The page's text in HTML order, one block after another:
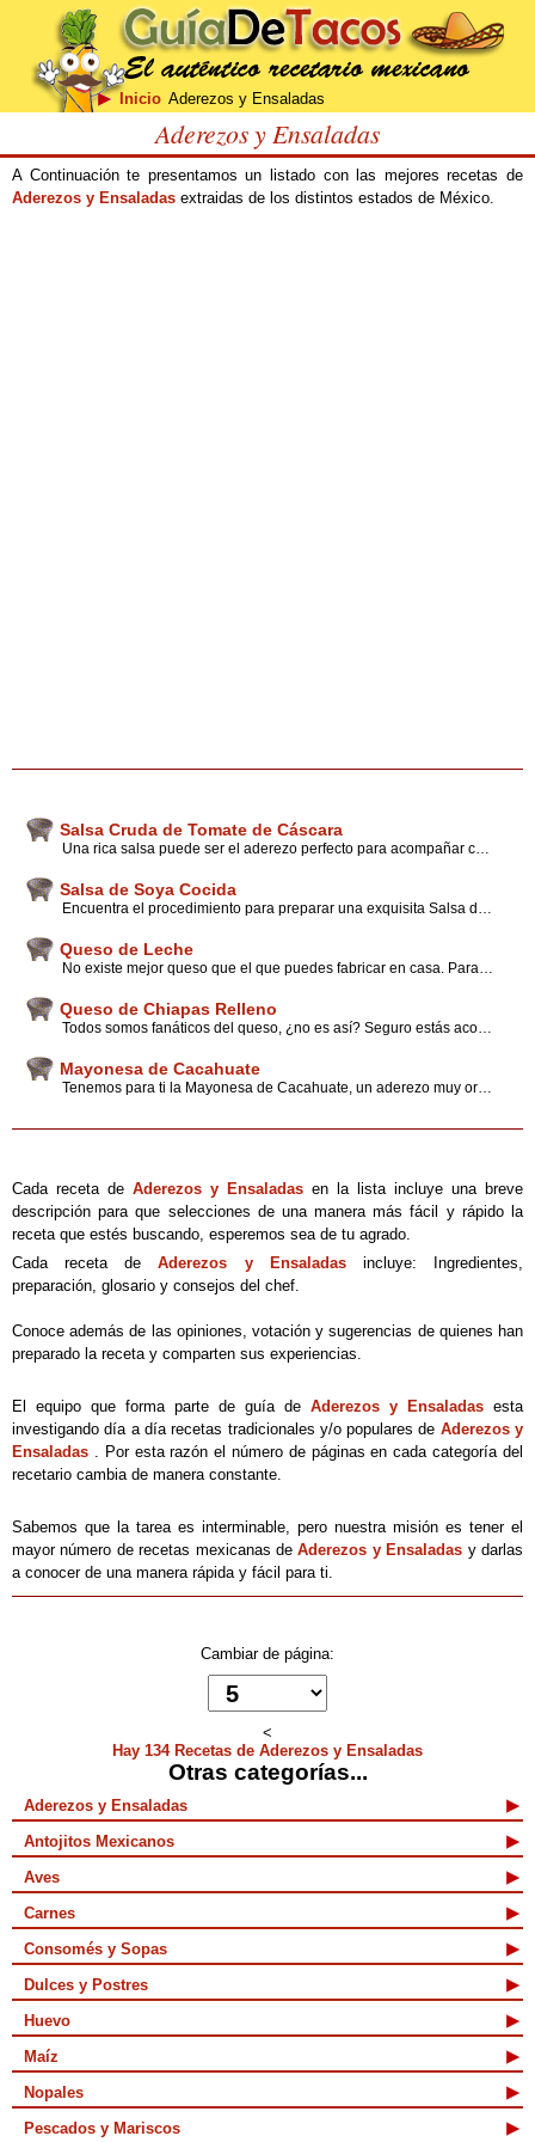
Inicio Aderezos y Ensaladas
Aderezos y Ensaladas
A Continuación te presentamos un listado con las mejores recetas de
Aderezos y Ensaladas extraidas de los distintos estados de México.
Salsa Cruda de Tomate de Cáscara
Salsa de Soya Cocida
Queso de Leche
Queso de Chiapas Relleno
Mayonesa de Cacahuate
Cada receta de Aderezos y Ensaladas en la lista incluye una breve
descripción para que selecciones de una manera más fácil y rápido la
receta que estés buscando, esperemos sea de tu agrado.
Cada receta deAderezos y Ensaladasincluye: Ingredientes,
preparación, glosario y consejos del chef.
Conoce además de las opiniones, votación y sugerencias de quienes han
preparado la receta y comparten sus experiencias.
El equipo que forma parte de guía de Aderezos y Ensaladas esta
investigando día a día recetas tradicionales y/o populares de Aderezos y
Ensaladas . Por esta razón el número de páginas en cada categoría del
recetario cambia de manera constante.
Sabemos que la tarea es interminable, pero nuestra misión es tener el
mayor número de recetas mexicanas deAderezos y Ensaladas y darlas
a conocer de una manera rápida y fácil para ti.
Cambiar de página:
<
Hay 134 Recetas de Aderezos y Ensaladas
Otras categorías...
Aderezos y Ensaladas
Antojitos Mexicanos
Aves
Carnes
Consomés y Sopas
Dulces y Postres
Huevo
Maíz
Nopales
Pescados y Mariscos